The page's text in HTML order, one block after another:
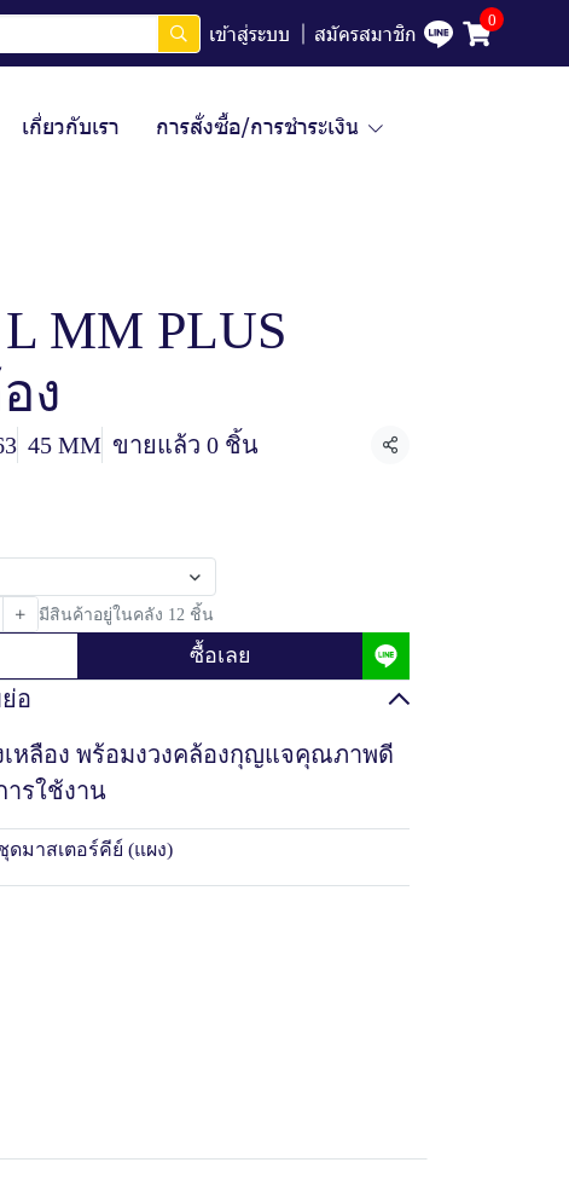
เข้าสู่ระบบ สมัครสมาชิก
0
เกี่ยวกับเรา การสั่งซื้อ/การชำระเงิน
MM PLUS
ง
45 MM ขายแล้ว 0 ชิ้น แชร์
มีสินค้าอยู่ในคลัง 12 ชิ้น
ซื้อเลย
อ
เหลือง พร้อมงวงคล้องกุญแจคุณภาพดี
รใช้งาน
ดมาสเตอร์คีย์ (แผง)